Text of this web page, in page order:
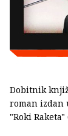
Dobitnik
roman izdan
"Roki